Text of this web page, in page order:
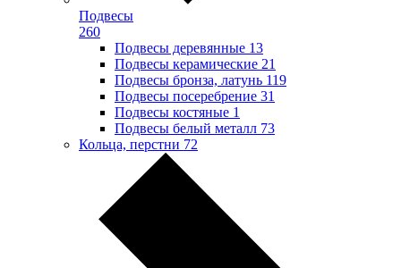
Подвесы
260
Подвесы деревянные 13
Подвесы керамические 21
Подвесы бронза, латунь 119
Подвесы посеребрение 31
Подвесы костяные 1
Подвесы белый металл 73
Кольца, перстни 72